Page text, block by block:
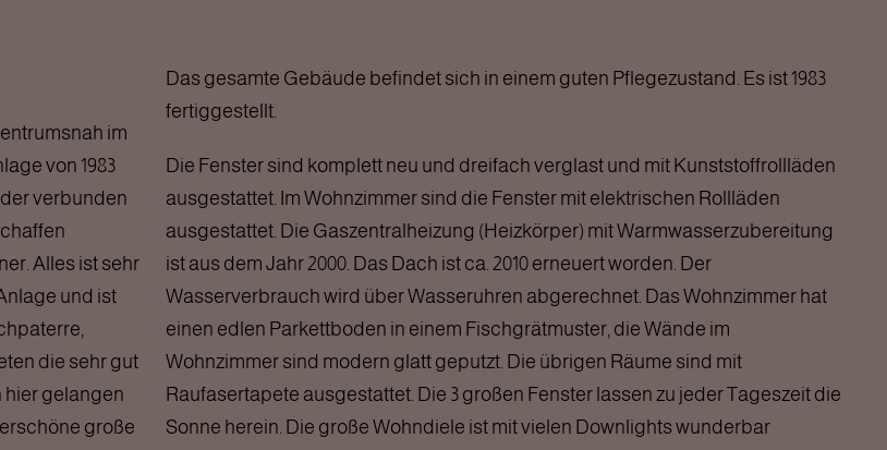
im
von 1983
verbunden
Alles ist sehr
und ist
die sehr gut
hier gelangen
große
Das gesamte Gebäude befindet sich in einem guten Pflegezustand. Es ist 1983
fertiggestellt.
Die Fenster sind komplett neu und dreifach verglast und mit Kunststoffrollläden
ausgestattet. Im Wohnzimmer sind die Fenster mit elektrischen Rollläden
ausgestattet. Die Gaszentralheizung (Heizkörper) mit Warmwasserzubereitung
ist aus dem Jahr 2000. Das Dach ist ca. 2010 erneuert worden. Der
Wasserverbrauch wird über Wasseruhren abgerechnet. Das Wohnzimmer hat
einen edlen Parkettboden in einem Fischgrätmuster, die Wände im
Wohnzimmer sind modern glatt geputzt. Die übrigen Räume sind mit
Raufasertapete ausgestattet. Die 3 großen Fenster lassen zu jeder Tageszeit die
Sonne herein. Die große Wohndiele ist mit vielen Downlights wunderbar